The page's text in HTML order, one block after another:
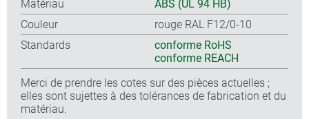
Matériau
ABS (UL 94 HB)
Couleur
rouge RAL F12/0-10
Standards
conforme RoHS
conforme REACH
Merci de prendre les cotes sur des pièces actuelles ;
elles sont sujettes à des tolérances de fabrication et du
matériau.